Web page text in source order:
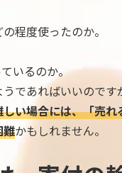
程度使ったのか。
いるのか。
であればいいのです
い場合には、「売れ
難かもしれません。